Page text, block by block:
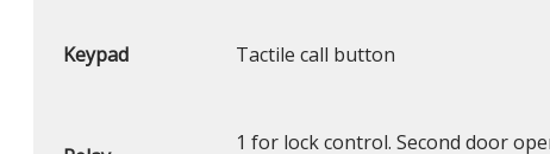
Keypad Tactile call button
1 for lock control. Second door